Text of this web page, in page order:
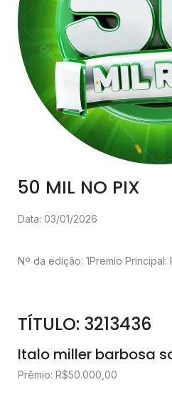
50 MIL NO PIX
Data: 03/01/2026
Nº da edição: 1Premio Principal:
TÍTULO: 3213436
Italo miller barbosa
Prêmio: R$50.000,00